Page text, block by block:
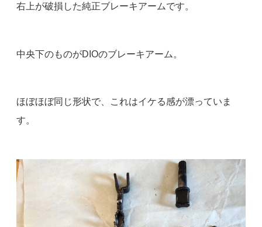
右上が破損した純正ブレーキアームです。
中央下のものがDIOのブレーキアーム。
ほぼほぼ同じ形状で、これはイケる感が漂っていま
す。